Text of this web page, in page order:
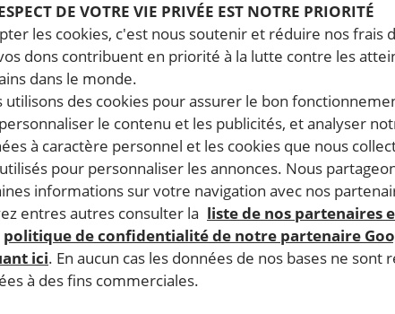
Mon espace
DE VOTRE VIE PRIVÉE EST NOTRE PRIORITÉ
les cookies, c'est nous soutenir et réduire nos frais
dons contribuent en priorité à la lutte contre les
dans le monde.
utilisons des cookies pour assurer le bon
le contenu et les publicités, et analyser
à caractère personnel et les cookies que nous
pour personnaliser les annonces. Nous
informations sur votre navigation avec nos
entres autres consulter la liste de nos partenaires
politique de confidentialité de notre partenaire
ici. En aucun cas les données de nos bases ne sont
à des fins commerciales.